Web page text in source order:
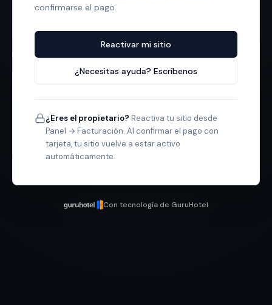
confirmarse el pago.
Reactivar mi sitio
¿Necesitas ayuda? Escríbenos
¿Eres el propietario? Reactiva tu sitio desde
Panel → Facturación. Al confirmar el pago con
tarjeta, tu sitio vuelve a estar activo
automáticamente.
Con tecnología de GuruHotel